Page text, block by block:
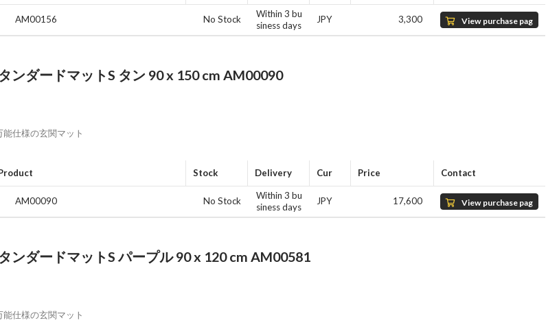
AM00156 No Stock
Within 3 bu
siness days
JPY 3,300
View purchase pag
e
ンダードマットS タン 90 x 150 cm AM00090
仕様の玄関マット
Stock Delivery Cur Price Contact
AM00090 No Stock
Within 3 bu
siness days
JPY 17,600
View purchase pag
e
ンダードマットS パープル 90 x 120 cm AM00581
仕様の玄関マット